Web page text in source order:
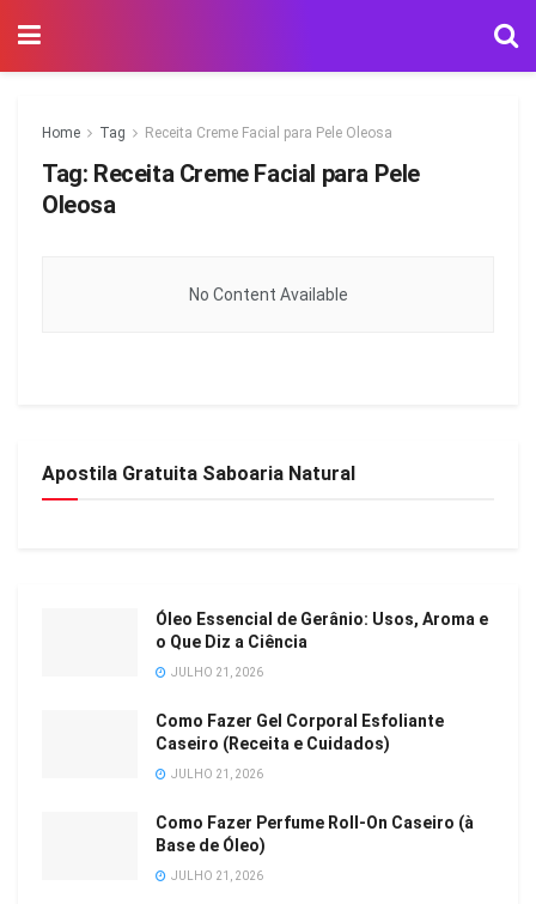
Home Tag Receita Creme Facial para Pele Oleosa
Tag: Receita Creme Facial para Pele
Oleosa
No Content Available
Apostila Gratuita Saboaria Natural
Óleo Essencial de Gerânio: Usos, Aroma e
o Que Diz a Ciência
JULHO 21, 2026
Como Fazer Gel Corporal Esfoliante
Caseiro (Receita e Cuidados)
JULHO 21, 2026
Como Fazer Perfume Roll-On Caseiro (à
Base de Óleo)
JULHO 21, 2026